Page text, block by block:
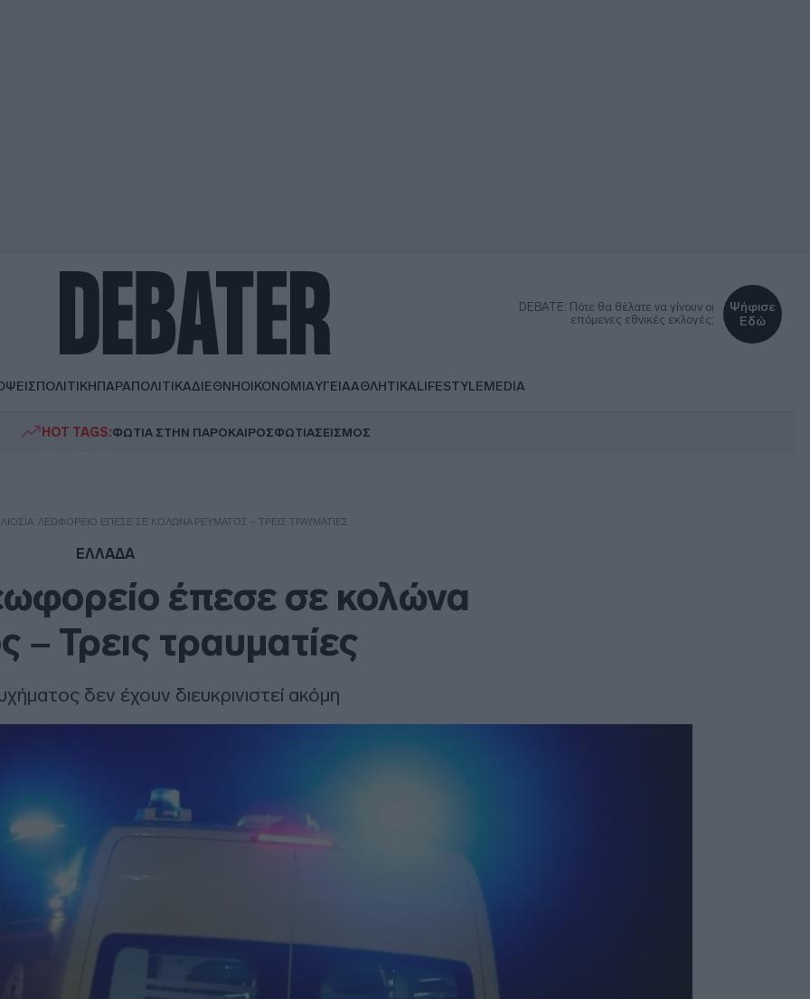
DEBATE: Πότε θα θέλατε να γίνουν οι
επόμενες εθνικές εκλογές;
Ψήφισε
Εδώ
ΠΟΛΙΤΙΚΗΠΑΡΑΠΟΛΙΤΙΚΑΔΙΕΘΝΗΟΙΚΟΝΟΜΙΑΥΓΕΙΑΑΘΛΗΤΙΚΑLIFESTYLEMEDIA
HOT TAGS:ΦΩΤΙΑ ΣΤΗΝ ΠΑΡΟΚΑΙΡΟΣΦΩΤΙΑΣΕΙΣΜΟΣ
ΛΕΩΦΟΡΕΊΟ ΈΠΕΣΕ ΣΕ ΚΟΛΏΝΑ ΡΕΎΜΑΤΟΣ – ΤΡΕΙΣ ΤΡΑΥΜΑΤΊΕΣ
ΕΛΛΑΔΑ
έπεσε σε κολώνα
– Τρεις τραυματίες
δεν έχουν διευκρινιστεί ακόμη